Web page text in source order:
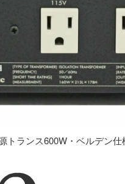
トランス600W・ベルデン仕